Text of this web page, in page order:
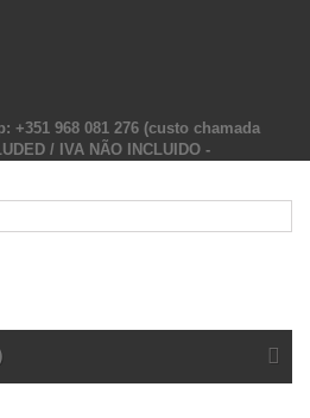
+351 968 081 276 (custo chamada
/ IVA NÃO INCLUIDO -